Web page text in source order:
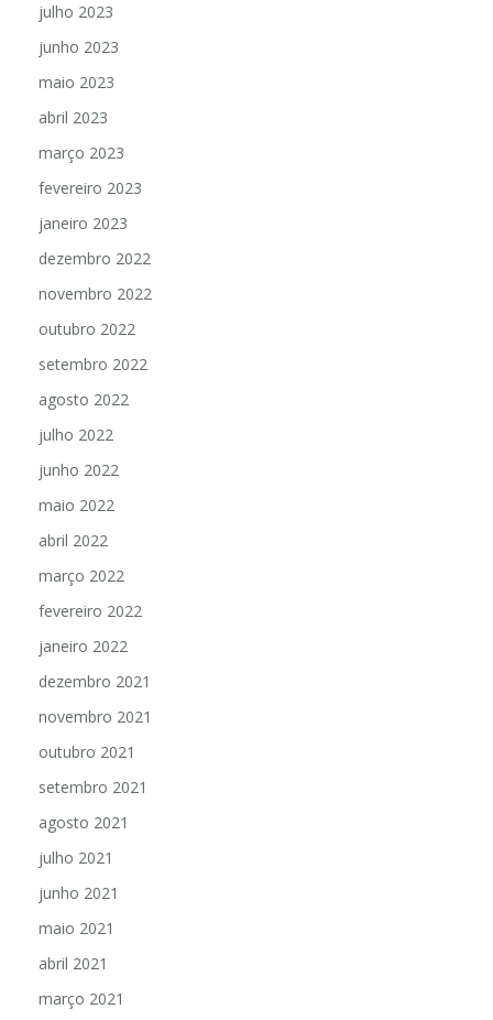
julho 2023
junho 2023
maio 2023
abril 2023
março 2023
fevereiro 2023
janeiro 2023
dezembro 2022
novembro 2022
outubro 2022
setembro 2022
agosto 2022
julho 2022
junho 2022
maio 2022
abril 2022
março 2022
fevereiro 2022
janeiro 2022
dezembro 2021
novembro 2021
outubro 2021
setembro 2021
agosto 2021
julho 2021
junho 2021
maio 2021
abril 2021
março 2021